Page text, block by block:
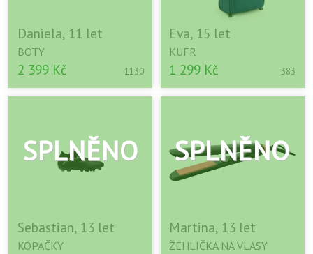
Daniela, 11 let
BOTY
2 399 Kč 1130
Eva, 15 let
KUFR
1 299 Kč 383
Sebastian, 13 let
KOPAČKY
Martina, 13 let
ŽEHLIČKA NA VLASY